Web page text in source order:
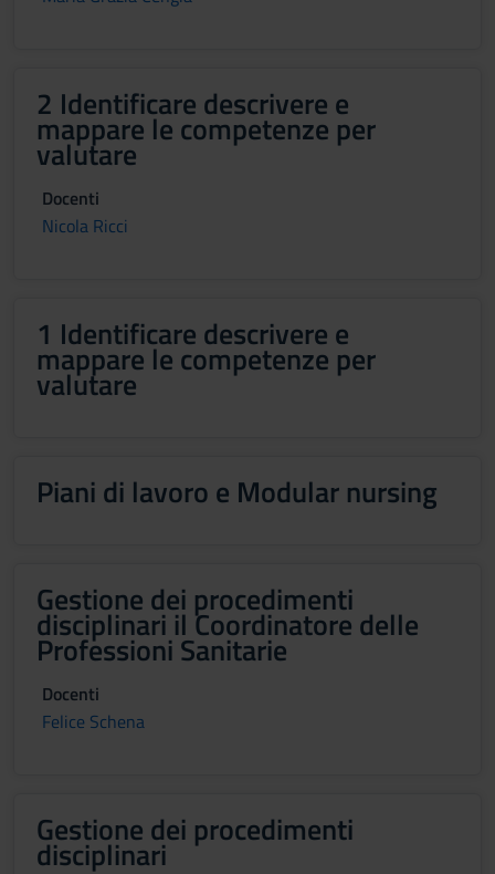
2 Identificare descrivere e
mappare le competenze per
valutare
Docenti
Nicola Ricci
1 Identificare descrivere e
mappare le competenze per
valutare
Piani di lavoro e Modular nursing
Gestione dei procedimenti
disciplinari il Coordinatore delle
Professioni Sanitarie
Docenti
Felice Schena
Gestione dei procedimenti
disciplinari